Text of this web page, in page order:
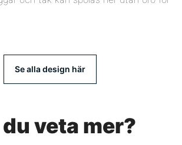
Se alla design här
veta mer?